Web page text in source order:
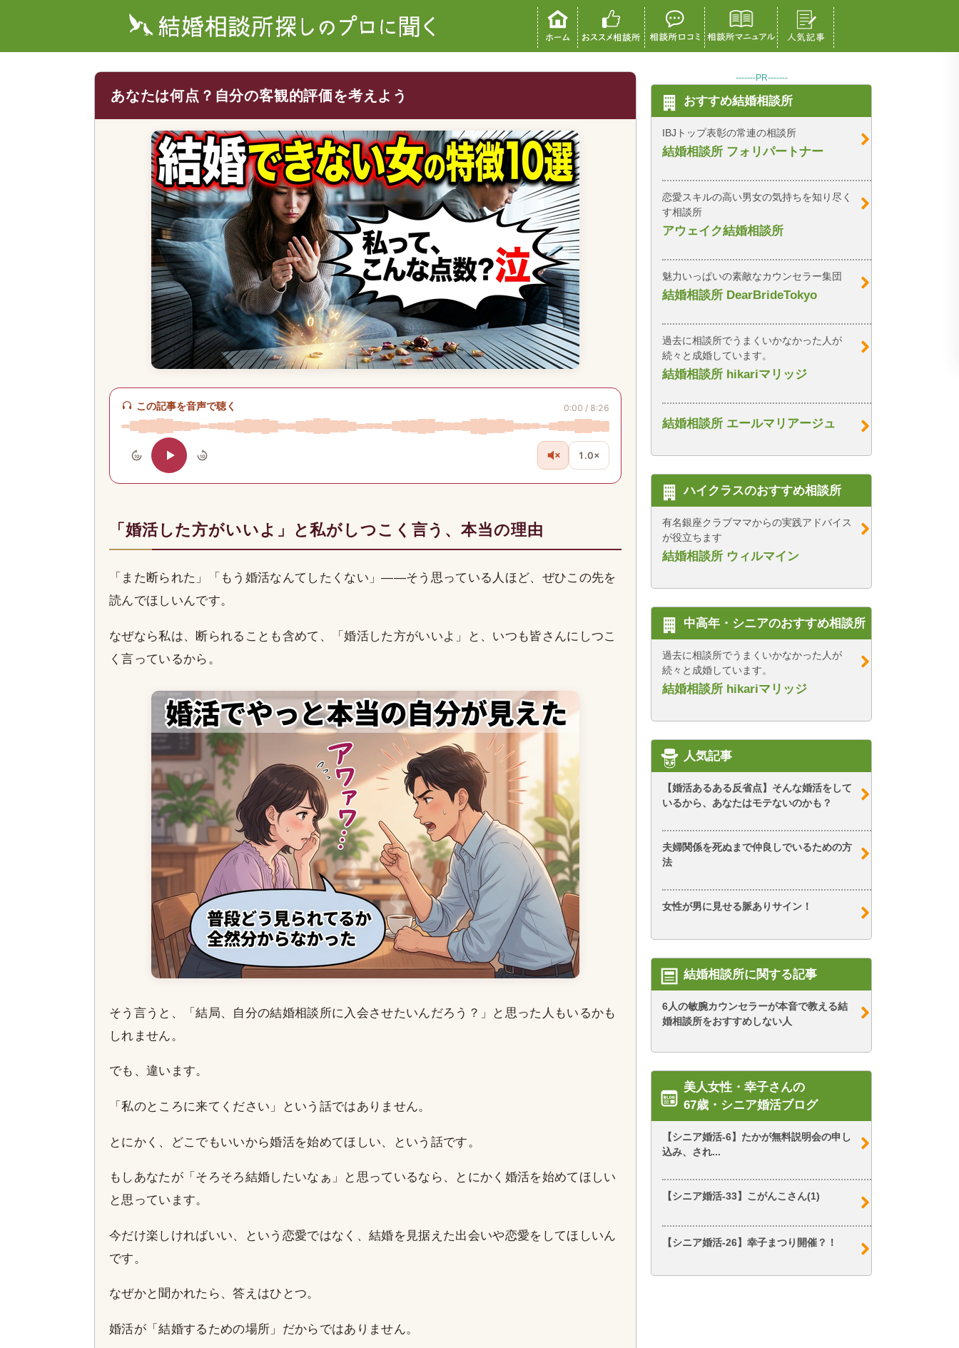
あなたは何点？自分の客観的評価を考えよう
この記事を音声で聴く 0:00 / 8:26
10 10 1.0×
「婚活した方がいいよ」と私がしつこく言う、本当の理由
「また断られた」「もう婚活なんてしたくない」——そう思っている人ほど、ぜひこの先を
読んでほしいんです。
なぜなら私は、断られることも含めて、「婚活した方がいいよ」と、いつも皆さんにしつこ
く言っているから。
そう言うと、「結局、自分の結婚相談所に入会させたいんだろう？」と思った人もいるかも
しれません。
でも、違います。
「私のところに来てください」という話ではありません。
とにかく、どこでもいいから婚活を始めてほしい、という話です。
もしあなたが「そろそろ結婚したいなぁ」と思っているなら、とにかく婚活を始めてほしい
と思っています。
今だけ楽しければいい、という恋愛ではなく、結婚を見据えた出会いや恋愛をしてほしいん
です。
なぜかと聞かれたら、答えはひとつ。
婚活が「結婚するための場所」だからではありません。
-------PR-------
おすすめ結婚相談所
IBJトップ表彰の常連の相談所
結婚相談所 フォリパートナー
恋愛スキルの高い男女の気持ちを知り尽く
す相談所
アウェイク結婚相談所
魅力いっぱいの素敵なカウンセラー集団
結婚相談所 DearBrideTokyo
過去に相談所でうまくいかなかった人が
続々と成婚しています。
結婚相談所 hikariマリッジ
結婚相談所 エールマリアージュ
ハイクラスのおすすめ相談所
有名銀座クラブママからの実践アドバイス
が役立ちます
結婚相談所 ウィルマイン
中高年・シニアのおすすめ相談所
過去に相談所でうまくいかなかった人が
続々と成婚しています。
結婚相談所 hikariマリッジ
人気記事
【婚活あるある反省点】そんな婚活をして
いるから、あなたはモテないのかも？
夫婦関係を死ぬまで仲良しでいるための方
法
女性が男に見せる脈ありサイン！
結婚相談所に関する記事
6人の敏腕カウンセラーが本音で教える結
婚相談所をおすすめしない人
美人女性・幸子さんの
67歳・シニア婚活ブログ
【シニア婚活-6】たかが無料説明会の申し
込み、され...
【シニア婚活-33】こがんこさん(1)
【シニア婚活-26】幸子まつり開催？！